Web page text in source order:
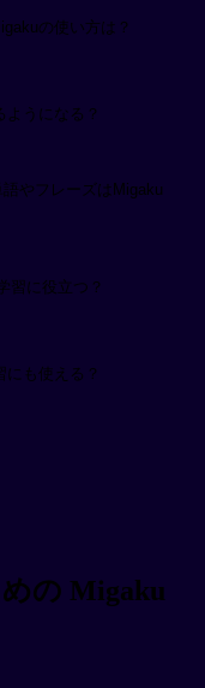
の使い方は？
うになる？
やフレーズはMigaku
習に役立つ？
も使える？
の Migaku